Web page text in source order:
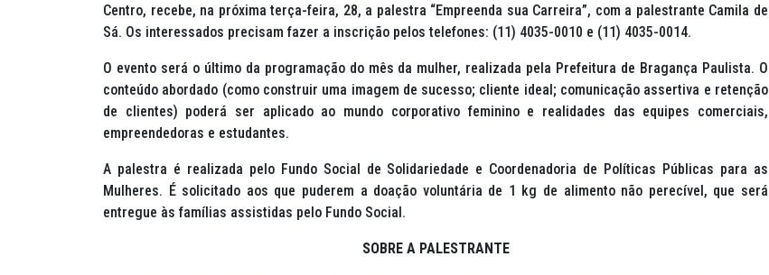
Centro, recebe, na próxima terça-feira, 28, a palestra “Empreenda sua Carreira”, com a palestrante Camila de
Sá. Os interessados precisam fazer a inscrição pelos telefones: (11) 4035-0010 e (11) 4035-0014.
O evento será o último da programação do mês da mulher, realizada pela Prefeitura de Bragança Paulista. O
conteúdo abordado (como construir uma imagem de sucesso; cliente ideal; comunicação assertiva e retenção
de clientes) poderá ser aplicado ao mundo corporativo feminino e realidades das equipes comerciais,
empreendedoras e estudantes.
A palestra é realizada pelo Fundo Social de Solidariedade e Coordenadoria de Políticas Públicas para as
Mulheres. É solicitado aos que puderem a doação voluntária de 1 kg de alimento não perecível, que será
entregue às famílias assistidas pelo Fundo Social.
SOBRE A PALESTRANTE